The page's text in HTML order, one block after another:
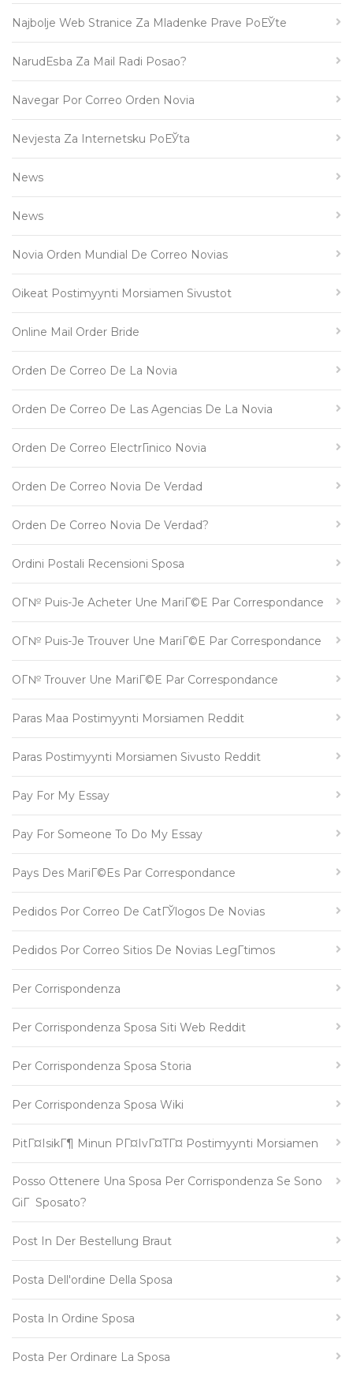
Najbolje Web Stranice Za Mladenke Prave PoЕЎte
NarudЕѕba Za Mail Radi Posao?
Navegar Por Correo Orden Novia
Nevjesta Za Internetsku PoЕЎta
News
News
Novia Orden Mundial De Correo Novias
Oikeat Postimyynti Morsiamen Sivustot
Online Mail Order Bride
Orden De Correo De La Novia
Orden De Correo De Las Agencias De La Novia
Orden De Correo ElectrГіnico Novia
Orden De Correo Novia De Verdad
Orden De Correo Novia De Verdad?
Ordini Postali Recensioni Sposa
OГ№ Puis-Je Acheter Une MariГ©e Par Correspondance
OГ№ Puis-Je Trouver Une MariГ©e Par Correspondance
OГ№ Trouver Une MariГ©e Par Correspondance
Paras Maa Postimyynti Morsiamen Reddit
Paras Postimyynti Morsiamen Sivusto Reddit
Pay For My Essay
Pay For Someone To Do My Essay
Pays Des MariГ©es Par Correspondance
Pedidos Por Correo De CatГЎlogos De Novias
Pedidos Por Correo Sitios De Novias LegГ­timos
Per Corrispondenza
Per Corrispondenza Sposa Siti Web Reddit
Per Corrispondenza Sposa Storia
Per Corrispondenza Sposa Wiki
PitГ¤isikГ¶ Minun PГ¤ivГ¤tГ¤ Postimyynti Morsiamen
Posso Ottenere Una Sposa Per Corrispondenza Se Sono
GiГ Sposato?
Post In Der Bestellung Braut
Posta Dell'ordine Della Sposa
Posta In Ordine Sposa
Posta Per Ordinare La Sposa